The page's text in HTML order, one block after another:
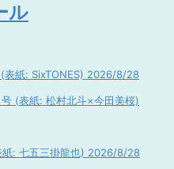
ル
表紙: SixTONES) 2026/8/28
(表紙: 松村北斗×今田美桜)
: 七五三掛龍也) 2026/8/28